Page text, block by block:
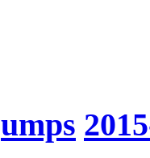
umps